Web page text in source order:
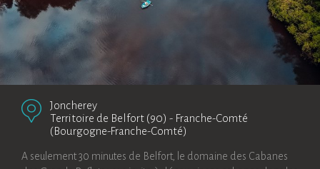
Joncherey
Territoire de Belfort (90) - Franche-Comté
(Bourgogne-Franche-Comté)
A seulement 30 minutes de Belfort, le domaine des Cabanes